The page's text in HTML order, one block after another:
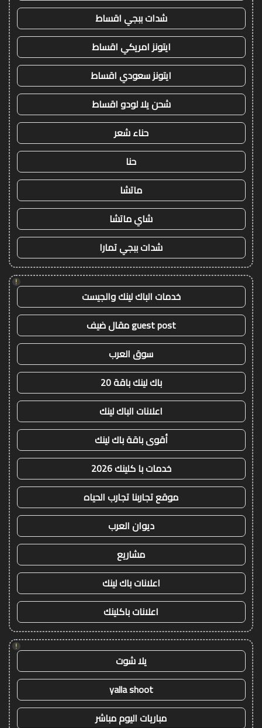
شدات ببجي اقساط
ايتونز امريكي اقساط
ايتونز سعودي اقساط
شحن يلا لودو اقساط
حناء شعر
حنا
ماتشا
شاي ماتشا
شدات ببجي تمارا
!
خدمات الباك لينك والجيست
guest post مقال ضيف
سوق العرب
باك لينك باقة 20
اعلانات الباك لينك
أقوى باقة باك لينك
خدمات با كلينك 2026
موقع تجاربنا تجارب الحياه
ديوان العرب
مشاريع
اعلانات باك لينك
اعلانات باكلينك
!
يلا شوت
yalla shoot
مباريات اليوم مباشر